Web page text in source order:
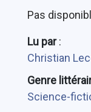
Pas
Lu par:
Christian
Genre
Science-